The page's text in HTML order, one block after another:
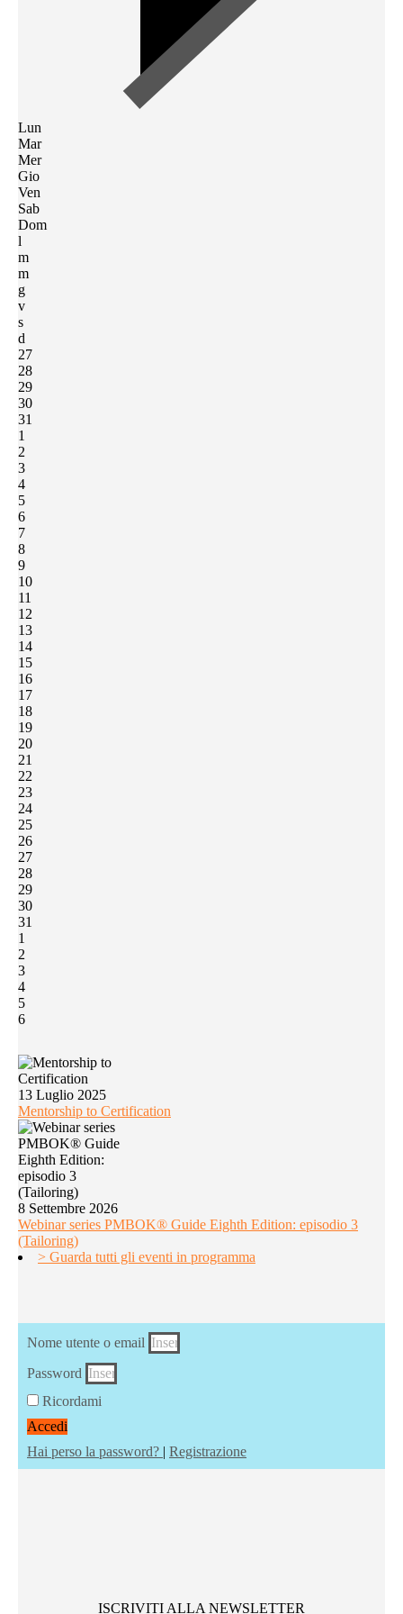
Lun
Mar
Mer
Gio
Ven
Sab
Dom
l
m
m
g
v
s
d
27
28
29
30
31
1
2
3
4
5
6
7
8
9
10
11
12
13
14
15
16
17
18
19
20
21
22
23
24
25
26
27
28
29
30
31
1
2
3
4
5
6
13 Luglio 2025
Mentorship to Certification
8 Settembre 2026
Webinar series PMBOK® Guide Eighth Edition: episodio 3
(Tailoring)
> Guarda tutti gli eventi in programma
Nome utente o email
Password
Ricordami
Accedi
Hai perso la password? | Registrazione
ISCRIVITI ALLA NEWSLETTER